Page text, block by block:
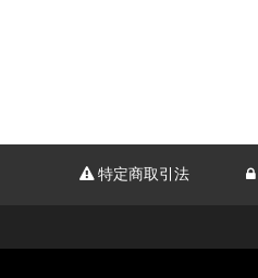
特定商取引法